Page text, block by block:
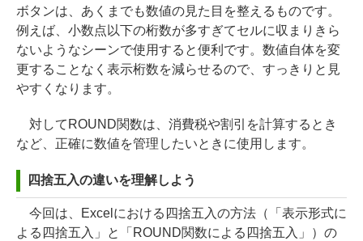
ボタンは、あくまでも数値の見た目を整えるものです。
例えば、小数点以下の桁数が多すぎてセルに収まりきら
ないようなシーンで使用すると便利です。数値自体を変
更することなく表示桁数を減らせるので、すっきりと見
やすくなります。
対してROUND関数は、消費税や割引を計算するとき
など、正確に数値を管理したいときに使用します。
四捨五入の違いを理解しよう
今回は、Excelにおける四捨五入の方法（「表示形式に
よる四捨五入」と「ROUND関数による四捨五入」）の